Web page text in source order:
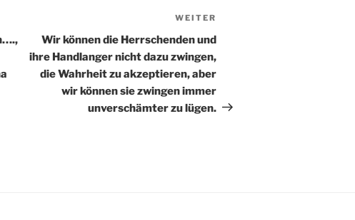
Beitrag
WEITER
Wir können die Herrschenden und
ihre Handlanger nicht dazu zwingen,
die Wahrheit zu akzeptieren, aber
wir können sie zwingen immer
unverschämter zu lügen.